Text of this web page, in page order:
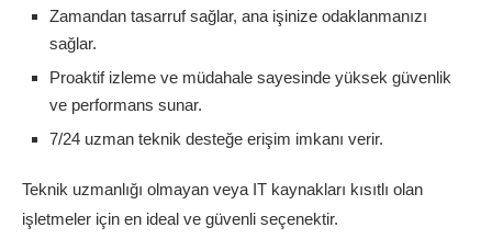
Zamandan tasarruf sağlar, ana işinize odaklanmanızı
sağlar.
Proaktif izleme ve müdahale sayesinde yüksek güvenlik
ve performans sunar.
7/24 uzman teknik desteğe erişim imkanı verir.
Teknik uzmanlığı olmayan veya IT kaynakları kısıtlı olan
işletmeler için en ideal ve güvenli seçenektir.